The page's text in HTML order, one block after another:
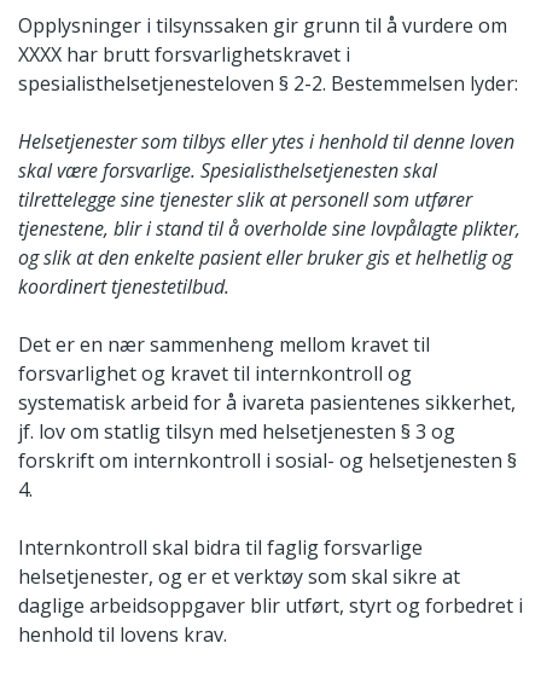
Opplysninger i tilsynssaken gir grunn til å vurdere om
XXXX har brutt forsvarlighetskravet i
spesialisthelsetjenesteloven § 2-2. Bestemmelsen lyder:
Helsetjenester som tilbys eller ytes i henhold til denne loven
skal være forsvarlige. Spesialisthelsetjenesten skal
tilrettelegge sine tjenester slik at personell som utfører
tjenestene, blir i stand til å overholde sine lovpålagte plikter,
og slik at den enkelte pasient eller bruker gis et helhetlig og
koordinert tjenestetilbud.
Det er en nær sammenheng mellom kravet til
forsvarlighet og kravet til internkontroll og
systematisk arbeid for å ivareta pasientenes sikkerhet,
jf. lov om statlig tilsyn med helsetjenesten § 3 og
forskrift om internkontroll i sosial- og helsetjenesten §
4.
Internkontroll skal bidra til faglig forsvarlige
helsetjenester, og er et verktøy som skal sikre at
daglige arbeidsoppgaver blir utført, styrt og forbedret i
henhold til lovens krav.